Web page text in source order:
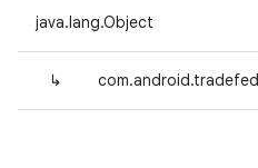
java.lang.Object
↳